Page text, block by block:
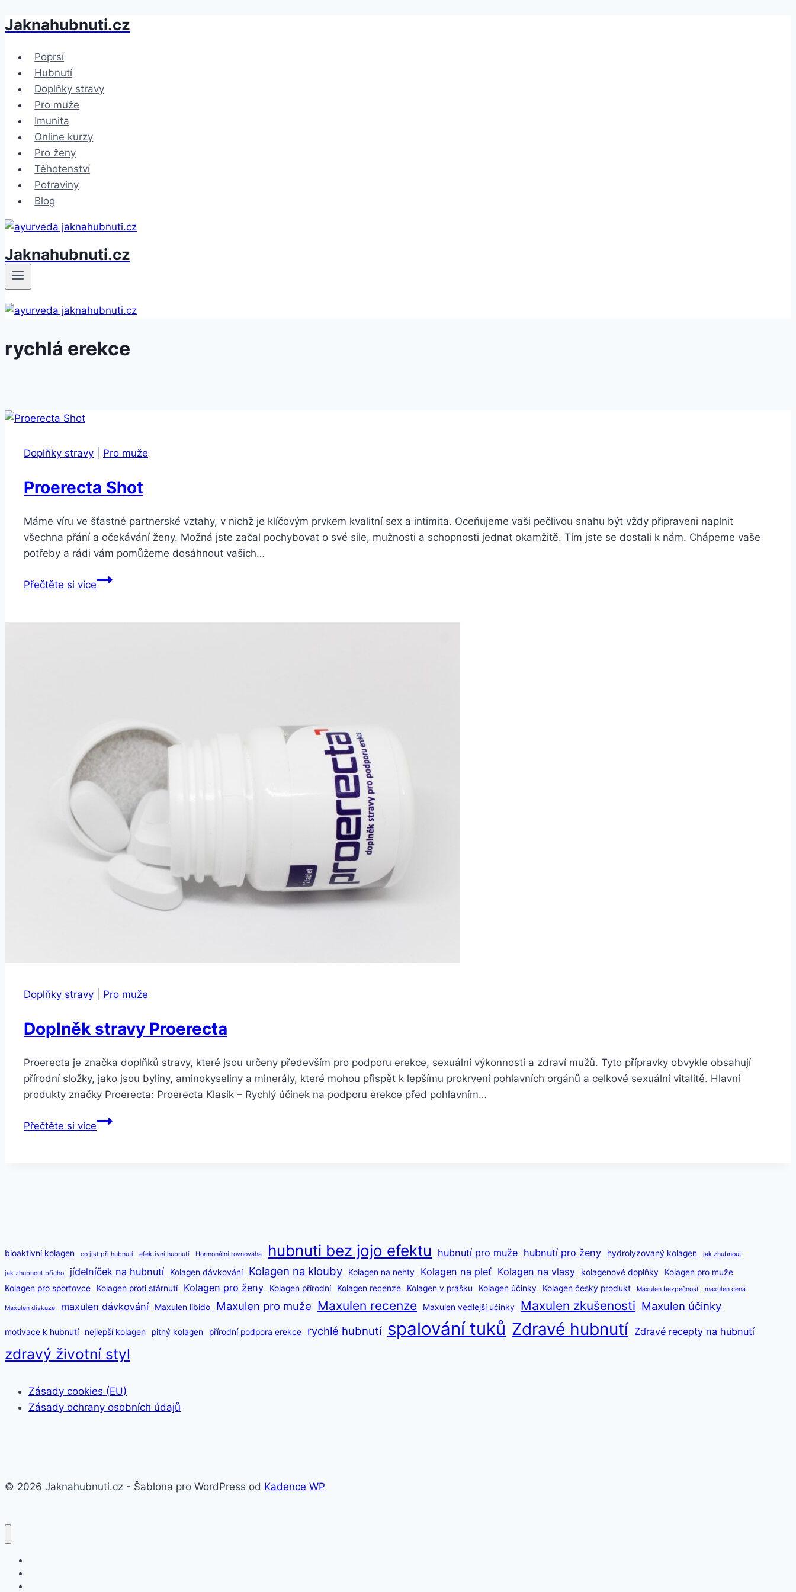
Přeskočit
obsah
Jaknahubnuti.cz
Poprsí
Hubnutí
Doplňky stravy
Pro muže
Imunita
Online kurzy
Pro ženy
Těhotenství
Potraviny
Blog
Jaknahubnuti.cz
rychlá erekce
Doplňky stravy Pro muže
Proerecta Shot
Máme víru ve šťastné partnerské vztahy, v nichž je klíčovým prvkem kvalitní sex a intimita. Oceňujeme vaši pečlivou snahu být vždy připraveni naplnit
všechna přání a očekávání ženy. Možná jste začal pochybovat o své síle, mužnosti a schopnosti jednat okamžitě. Tím jste se dostali k nám. Chápeme vaše
potřeby a rádi vám pomůžeme dosáhnout vašich…
Přečtěte si víceProerecta
Doplňky stravy Pro muže
Doplněk stravy Proerecta
Proerecta je značka doplňků stravy, které jsou určeny především pro podporu erekce, sexuální výkonnosti a zdraví mužů. Tyto přípravky obvykle obsahují
přírodní složky, jako jsou byliny, aminokyseliny a minerály, které mohou přispět k lepšímu prokrvení pohlavních orgánů a celkové sexuální vitalitě. Hlavní
produkty značky Proerecta: Proerecta Klasik – Rychlý účinek na podporu erekce před pohlavním…
Přečtěte si víceDoplněk
bioaktivní kolagen co jíst při hubnutí efektivní hubnutí Hormonální rovnováha hubnuti bez jojo efektu hubnutí pro muže hubnutí pro ženy hydrolyzovaný kolagen jak zhubnout
jak zhubnout břicho jídelníček na hubnutí Kolagen dávkování Kolagen na klouby Kolagen na nehty Kolagen na pleť Kolagen na vlasy kolagenové doplňky
Kolagen pro muže
Kolagen pro sportovce
Kolagen proti stárnutí Kolagen pro ženy Kolagen přírodní Kolagen recenze Kolagen v prášku Kolagen účinky Kolagen český produkt Maxulen bezpečnost maxulen cena
Maxulen diskuze maxulen dávkování Maxulen libido Maxulen pro muže Maxulen recenze Maxulen vedlejší účinky Maxulen zkušenosti Maxulen účinky
motivace k hubnutí nejlepší kolagen pitný kolagen přírodní podpora erekce rychlé hubnutí spalování tuků Zdravé hubnutí Zdravé recepty na hubnutí
zdravý životní styl
Zásady cookies (EU)
Zásady ochrany osobních údajů
© 2026 Jaknahubnuti.cz - Šablona pro WordPress od Kadence WP